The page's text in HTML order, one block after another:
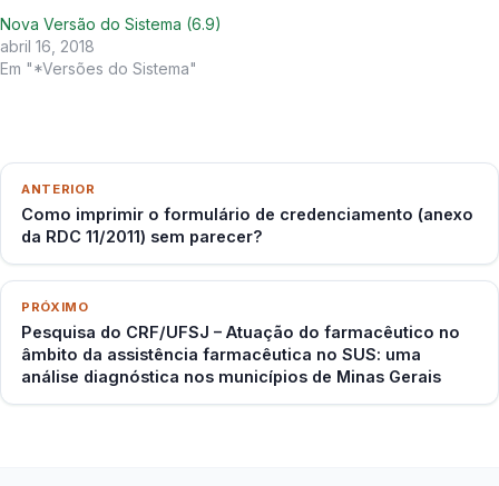
Nova Versão do Sistema (6.9)
abril 16, 2018
Em "*Versões do Sistema"
ANTERIOR
Como imprimir o formulário de credenciamento (anexo
da RDC 11/2011) sem parecer?
PRÓXIMO
Pesquisa do CRF/UFSJ – Atuação do farmacêutico no
âmbito da assistência farmacêutica no SUS: uma
análise diagnóstica nos municípios de Minas Gerais